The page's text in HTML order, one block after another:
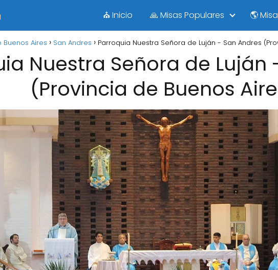
⛪ Inicio 🙏 Misas Populares 🌎
Buenos Aires San Andres Parroquia Nuestra Señora de Luján - San Andres
Nuestra Señora de Luján
(Provincia de Buenos